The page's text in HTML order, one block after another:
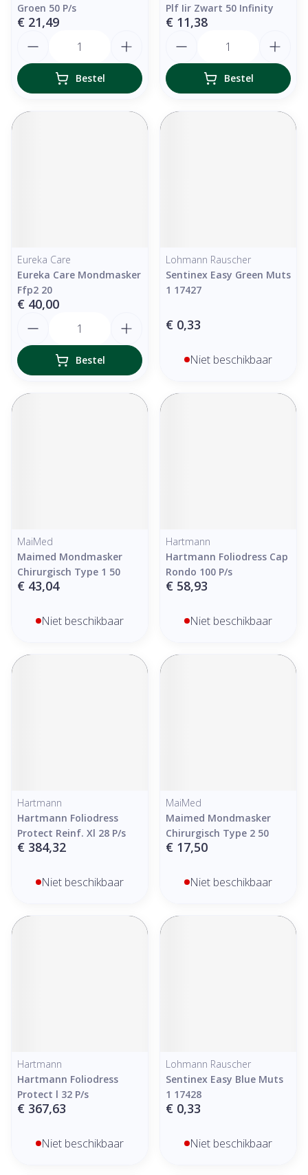
Groen 50 P/s
€ 21,49
Bestel
Plf Iir Zwart 50 Infinity
€ 11,38
Bestel
Eureka Care
Eureka Care Mondmasker
Ffp2 20
€ 40,00
Bestel
Lohmann Rauscher
Sentinex Easy Green Muts
1 17427
€ 0,33
Niet beschikbaar
MaiMed
Maimed Mondmasker
Chirurgisch Type 1 50
€ 43,04
Niet beschikbaar
Hartmann
Hartmann Foliodress Cap
Rondo 100 P/s
€ 58,93
Niet beschikbaar
Hartmann
Hartmann Foliodress
Protect Reinf. Xl 28 P/s
€ 384,32
Niet beschikbaar
MaiMed
Maimed Mondmasker
Chirurgisch Type 2 50
€ 17,50
Niet beschikbaar
Hartmann
Hartmann Foliodress
Protect l 32 P/s
€ 367,63
Niet beschikbaar
Lohmann Rauscher
Sentinex Easy Blue Muts
1 17428
€ 0,33
Niet beschikbaar